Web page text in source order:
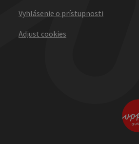
Vyhlásenie o prístupnosti
Adjust cookies